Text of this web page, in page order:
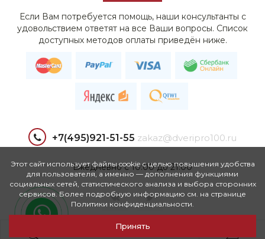
Если Вам потребуется помощь, наши консультанты с
удовольствием ответят на все Ваши вопросы. Список
доступных методов оплаты приведён ниже.
+7(495)921-51-55 zakaz@dveripro100.ru
Ежедневно с 10:00 до 21:00
Этот сайт использует файлы cookie с целью повышения удобства
для пользователя, а именно — дополнения функциями
социальных сетей, статистического анализа и выбора сторонних
сервисов. Более подробную информацию см. на странице
Политики конфиденциальности.
Принять